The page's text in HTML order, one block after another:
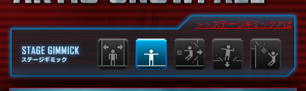
＞＞ステージギミックとは